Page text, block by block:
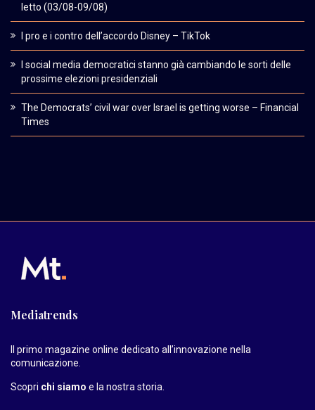
letto (03/08-09/08)
I pro e i contro dell’accordo Disney – TikTok
I social media democratici stanno già cambiando le sorti delle
prossime elezioni presidenziali
The Democrats’ civil war over Israel is getting worse – Financial
Times
Mediatrends
Il primo magazine online dedicato all’innovazione nella
comunicazione.
Scopri chi siamo e la nostra storia